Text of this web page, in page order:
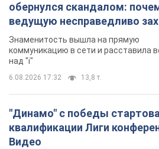
обернулся скандалом:
ведущую несправедливо
Знаменитость вышла на прямую
коммуникацию в сети и расставила
над "i"
6.08.2026 17:32 13,8 т.
"Динамо" с победы
квалификации Лиги
Видео